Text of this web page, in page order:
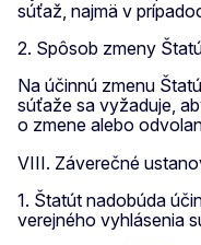
súťaž, najmä v
2. Spôsob zmeny
Na účinnú zmenu
súťaže sa vyžaduje,
o zmene alebo
VIII. Záverečné
1. Štatút nadobúda
verejného vyhlásenia